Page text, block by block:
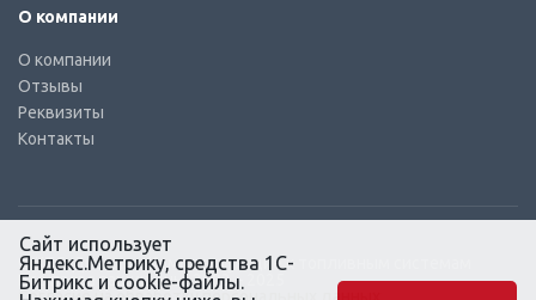
О компании
О компании
Отзывы
Реквизиты
Контакты
© КТС-Дизель – Комплектующие к топливным системам
Все права защищены, 2003 – 2025
Сайт использует
Яндекс.Метрику, средства 1С-
Битрикс и cookie-файлы.